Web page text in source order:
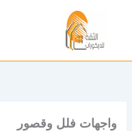
المحتوى
واجهات فلل وقصور